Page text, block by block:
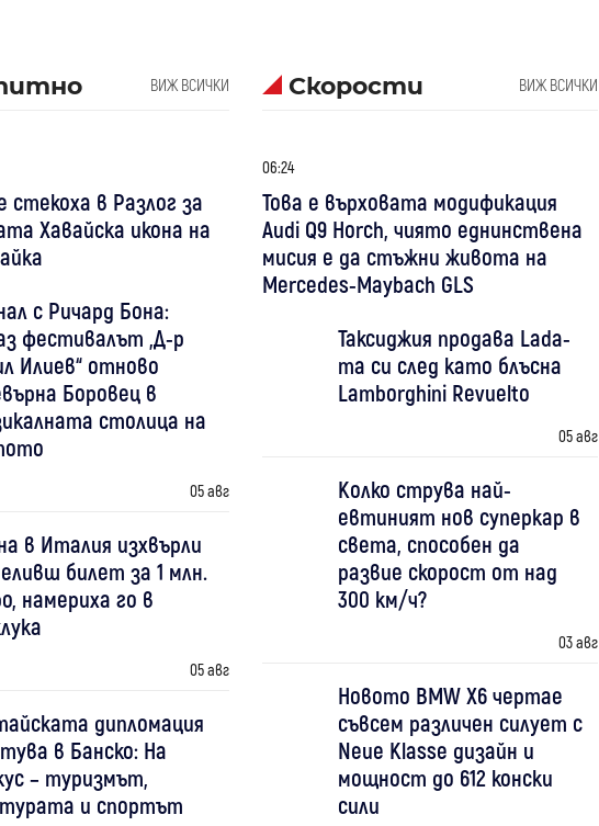
ВИЖ ВСИЧКИ
в Разлог за
Хавайска икона на
с Ричард Бона:
фестивалът „Д-р
Илиев“ отново
Боровец в
столица на
05 авг
в Италия изхвърли
билет за 1 млн.
намериха го в
05 авг
дипломация
в Банско: На
– туризмът,
и спортът
Скорости ВИЖ ВСИЧКИ
06:24
Това е върховата модификация
Audi Q9 Horch, чиято еднинствена
мисия е да стъжни живота на
Mercedes-Maybach GLS
Таксиджия продава Lada-
та си след като блъсна
Lamborghini Revuelto
05 авг
Колко струва най-
евтиният нов суперкар в
света, способен да
развие скорост от над
300 км/ч?
03 авг
Новото BMW X6 чертае
съвсем различен силует с
Neue Klasse дизайн и
мощност до 612 конски
сили